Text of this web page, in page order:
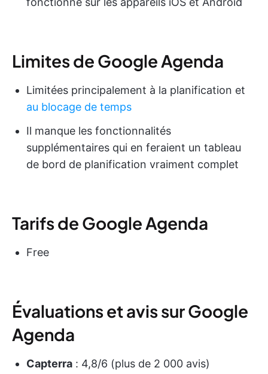
Limites de Google Agenda
Limitées principalement à la planification et
au blocage de temps
Il manque les fonctionnalités
supplémentaires qui en feraient un tableau
de bord de planification vraiment complet
Tarifs de Google Agenda
Free
Évaluations et avis sur Google
Agenda
Capterra : 4,8/6 (plus de 2 000 avis)